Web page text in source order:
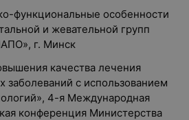
функциональные особенности
и жевательной групп
г. Минск
качества лечения
заболеваний с использованием
4-я Международная
конференция Министерства